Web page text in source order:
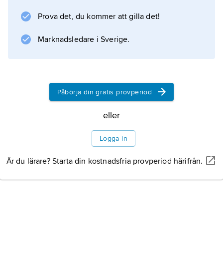
är Clifden.
Prova det, du kommer att gilla det!
Marknadsledare i Sverige.
Påbörja din gratis provperiod
eller
Logga in
Är du lärare? Starta din kostnadsfria provperiod härifrån.